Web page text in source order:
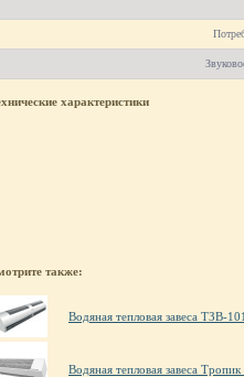
характеристики
также:
Водяная тепловая завеса ТЗВ-
Водяная тепловая завеса